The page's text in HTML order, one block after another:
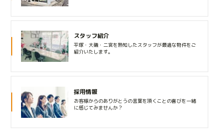
スタッフ紹介
平塚・大磯・二宮を熟知したスタッフが最適な物件をご
紹介いたします。
採用情報
お客様からのありがとうの言葉を頂くことの喜びを一緒
に感じてみませんか？